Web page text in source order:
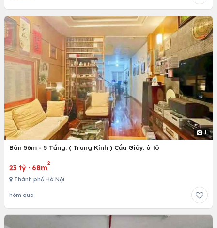
1
Bán 56m - 5 Tầng. ( Trung Kính ) Cầu Giấy. ô tô
23 tỷ · 68m
2
Thành phố Hà Nội
hôm qua